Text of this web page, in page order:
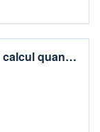
calcul quan…